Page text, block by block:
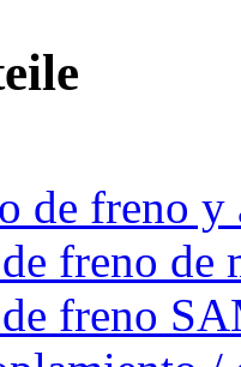
de freno y
freno de
freno